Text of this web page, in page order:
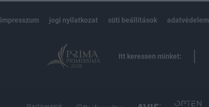
impresszum jogi nyilatkozat süti beállítások adatvédelem
Itt keressen minket: